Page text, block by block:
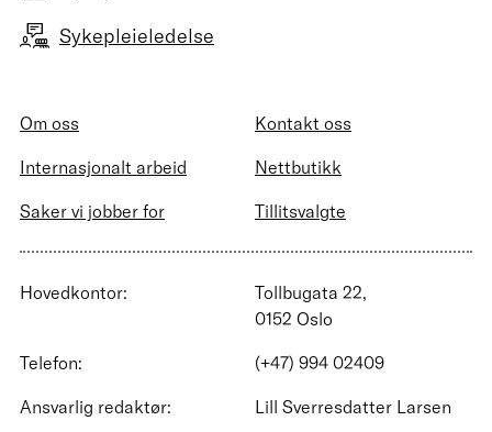
Sykepleieledelse
Om oss
Kontakt oss
Internasjonalt arbeid
Nettbutikk
Saker vi jobber for
Tillitsvalgte
Hovedkontor:
Tollbugata 22,
0152 Oslo
Telefon:
(+47) 994 02409
Ansvarlig redaktør:
Lill Sverresdatter Larsen